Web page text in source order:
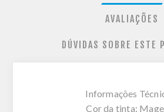
AVALIAÇÕES
DÚVIDAS SOBRE ESTE
Informações
Cor da tinta: